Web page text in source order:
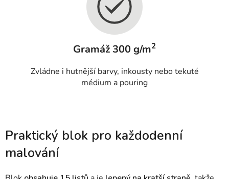
Gramáž 300 g/m2
Zvládne i hutnější barvy, inkousty nebo tekuté
médium a pouring
Praktický blok pro každodenní
malování